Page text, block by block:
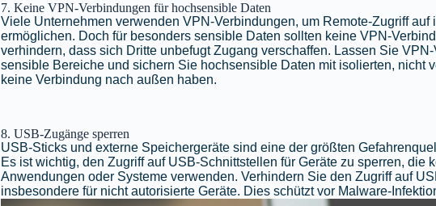
7. Keine VPN-Verbindungen für hochsensible Daten
Viele Unternehmen verwenden VPN-Verbindungen, um Remote-Zugriff auf
ermöglichen. Doch für besonders sensible Daten sollten keine VPN-
verhindern, dass sich Dritte unbefugt Zugang verschaffen. Lassen Sie
sensible Bereiche und sichern Sie hochsensible Daten mit isolierten, nicht
keine Verbindung nach außen haben.
8. USB-Zugänge sperren
USB-Sticks und externe Speichergeräte sind eine der größten
Es ist wichtig, den Zugriff auf USB-Schnittstellen für Geräte zu sperren, die
Anwendungen oder Systeme verwenden. Verhindern Sie den Zugriff auf
insbesondere für nicht autorisierte Geräte. Dies schützt vor Malware-